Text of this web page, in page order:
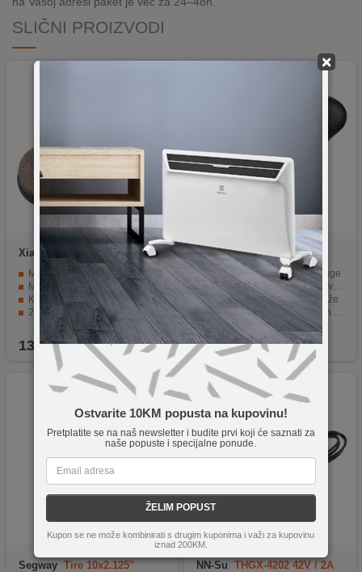
×
Ostvarite 10KM popusta na kupovinu!
Pretplatite se na naš newsletter i budite prvi koji će saznati za
naše popuste i specijalne ponude.
ŽELIM POPUST
Kupon se ne može kombinirati s drugim kuponima i važi za kupovinu
iznad 200KM.
SLIČNI PROIZVODI
Xiaomi
Metal Disc Brake
Materijal: metal + vlakna
Metoda kočenja: mehanička
Kočnica je osjetljiva i prilagodljivost je visoka
200 x 4 mm
Pogodno za Xiaomi Mijia M365 električni skuter
13,90KM
Xiaomi Seat Lifting and
Folding M365
Visoko elastičan dizajn opruge
Udobnija apsorpcija udara, veće amortizovanje
Vanjski sloj omota od PU kože
Udoban i prozračan, siguran i stabilan
Uvlačeći, sklopivi dizajn, jednostavan za instalaciju
89,90KM
Segway Tire 10x2.125"
NN-Su THGX-4202 42V / 2A